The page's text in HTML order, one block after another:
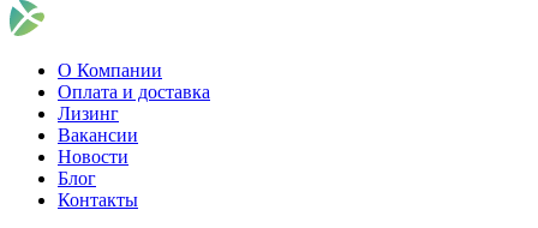
О Компании
Оплата и доставка
Лизинг
Вакансии
Новости
Блог
Контакты